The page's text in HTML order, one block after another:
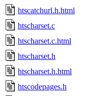
htscatchurl.h.html
htscharset.c
htscharset.c.html
htscharset.h
htscharset.h.html
htscodepages.h